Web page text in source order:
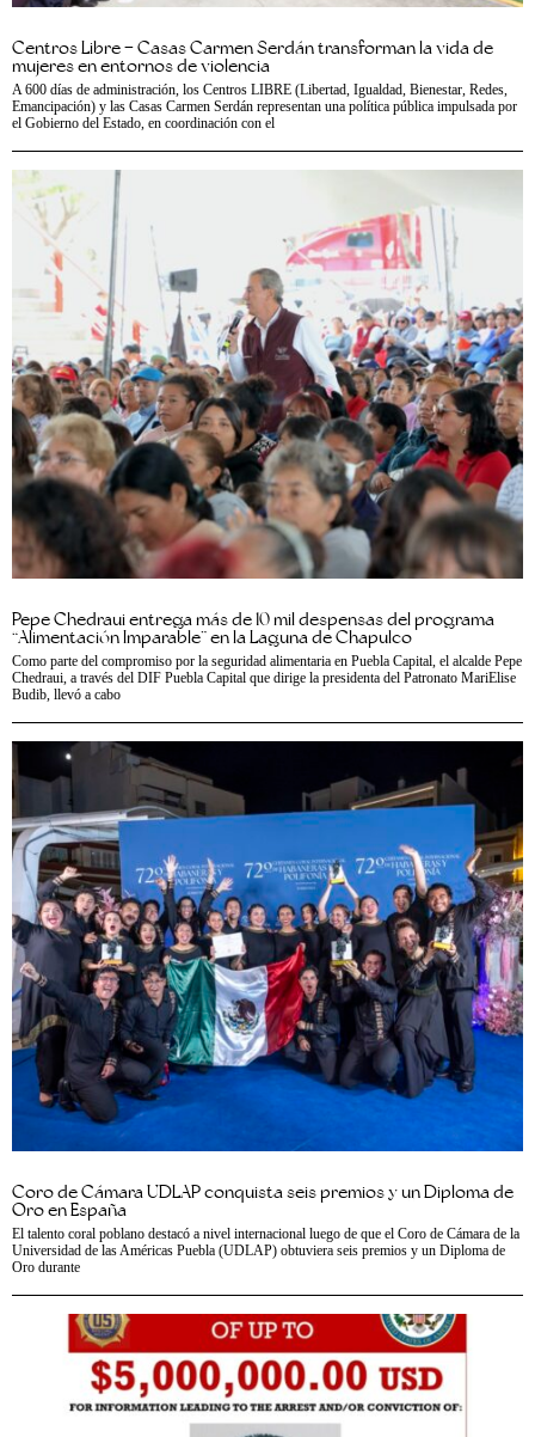
Centros Libre – Casas Carmen Serdán transforman la vida de
mujeres en entornos de violencia
A 600 días de administración, los Centros LIBRE (Libertad, Igualdad, Bienestar, Redes,
Emancipación) y las Casas Carmen Serdán representan una política pública impulsada por
el Gobierno del Estado, en coordinación con el
Pepe Chedraui entrega más de 10 mil despensas del programa
“Alimentación Imparable” en la Laguna de Chapulco
Como parte del compromiso por la seguridad alimentaria en Puebla Capital, el alcalde Pepe
Chedraui, a través del DIF Puebla Capital que dirige la presidenta del Patronato MariElise
Budib, llevó a cabo
Coro de Cámara UDLAP conquista seis premios y un Diploma de
Oro en España
El talento coral poblano destacó a nivel internacional luego de que el Coro de Cámara de la
Universidad de las Américas Puebla (UDLAP) obtuviera seis premios y un Diploma de
Oro durante